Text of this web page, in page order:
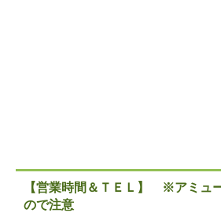
【営業時間＆ＴＥＬ】 ※アミュ
ので注意